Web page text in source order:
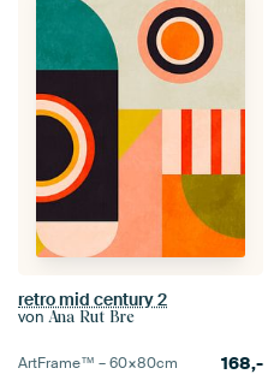
retro mid century 2
von Ana Rut Bre
ArtFrame™ –60×80cm 168,-